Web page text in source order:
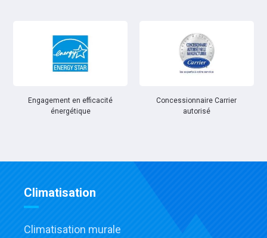
Engagement en efficacité
énergétique
Concessionnaire Carrier
autorisé
Climatisation
Climatisation murale